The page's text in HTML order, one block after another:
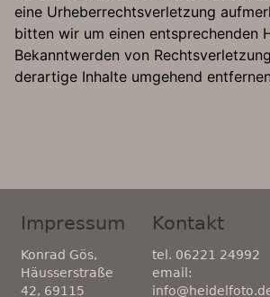
eine Urheberrechtsverletzung
bitten wir um einen entsprechenden
Bekanntwerden von
derartige Inhalte umgehend
Impressum
Konrad Gös,
Häusserstraße
42, 69115
Kontakt
tel. 06221 24992
email: